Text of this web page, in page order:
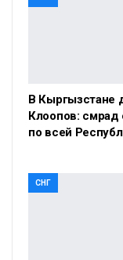
В Кыргызстане
Клоопов: смрад
по всей
СНГ